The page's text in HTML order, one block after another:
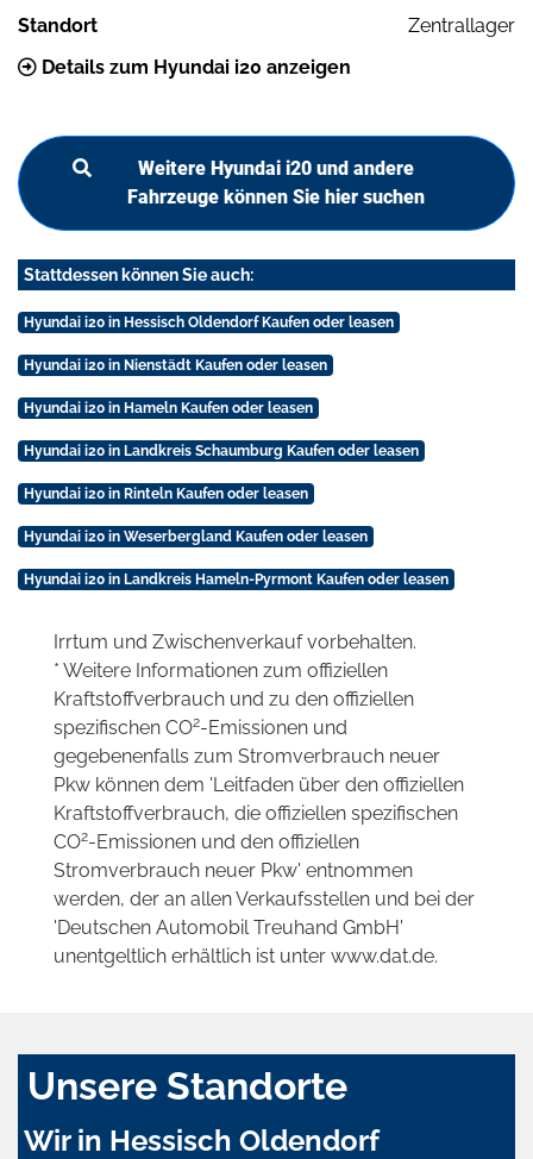
Standort
Zentrallager
Details zum Hyundai i20 anzeigen
Weitere Hyundai i20 und andere
Fahrzeuge können Sie hier suchen
Stattdessen können Sie auch:
Hyundai i20 in Hessisch Oldendorf Kaufen oder leasen
Hyundai i20 in Nienstädt Kaufen oder leasen
Hyundai i20 in Hameln Kaufen oder leasen
Hyundai i20 in Landkreis Schaumburg Kaufen oder leasen
Hyundai i20 in Rinteln Kaufen oder leasen
Hyundai i20 in Weserbergland Kaufen oder leasen
Hyundai i20 in Landkreis Hameln-Pyrmont Kaufen oder leasen
Irrtum und Zwischenverkauf vorbehalten.
* Weitere Informationen zum offiziellen
Kraftstoffverbrauch und zu den offiziellen
spezifischen CO2-Emissionen und
gegebenenfalls zum Stromverbrauch neuer
Pkw können dem 'Leitfaden über den offiziellen
Kraftstoffverbrauch, die offiziellen spezifischen
CO2-Emissionen und den offiziellen
Stromverbrauch neuer Pkw' entnommen
werden, der an allen Verkaufsstellen und bei der
'Deutschen Automobil Treuhand GmbH'
unentgeltlich erhältlich ist unter www.dat.de.
Unsere Standorte
Wir in Hessisch Oldendorf